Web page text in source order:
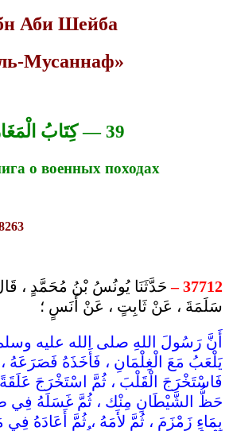
Аби Шейба
Мусаннаф»
39 — كِتَابُ الْمَغَازِي
о военных походах
37712 –
حَدَّثَنَا يُونُسُ بْنُ مُحَمَّدٍ ،
سَلَمَةَ ، عَنْ ثَابِتٍ ، عَنْ أَنَسٍ ؛
أَنَّ رَسُولَ اللهِ صلى الله عليه
يَلْعَبُ مَعَ الْغِلْمَانِ ، فَأَخَذَهُ فَصَرَعَهُ
فَاسْتَخْرَجَ الْقَلْبَ ، ثُمَّ اسْتَخْرَجَ عَلَقَةً
حَظُّ الشَّيْطَانِ مِنْك ، ثُمَّ غَسَلَهُ
بِمَاءِ زَمْزَمَ ، ثُمَّ لأَمَهُ ، ثُمَّ أَعَادَهُ فِي